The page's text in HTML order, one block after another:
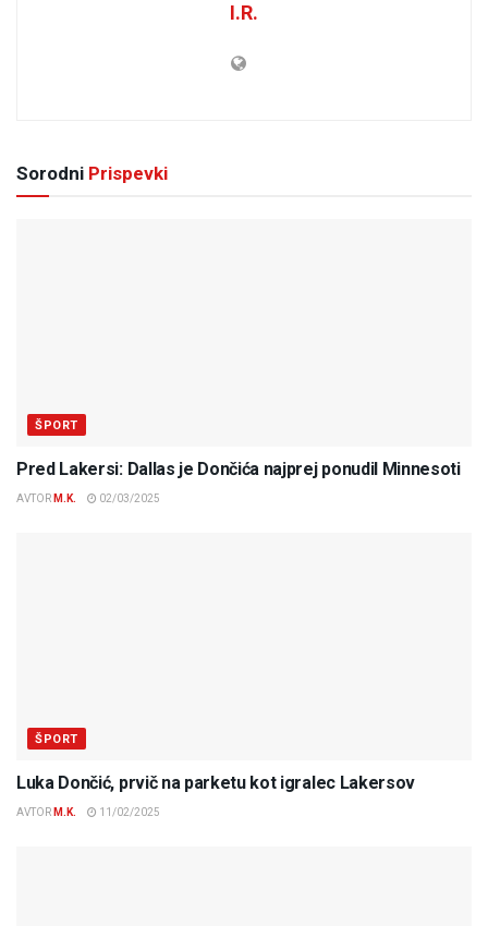
I.R.
Sorodni Prispevki
ŠPORT
Pred Lakersi: Dallas je Dončića najprej ponudil Minnesoti
AVTOR M.K. 02/03/2025
ŠPORT
Luka Dončić, prvič na parketu kot igralec Lakersov
AVTOR M.K. 11/02/2025